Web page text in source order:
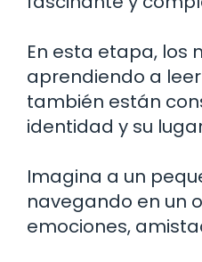
En esta etapa, los
aprendiendo a
también están
identidad y su
Imagina a un
navegando en un
emociones,